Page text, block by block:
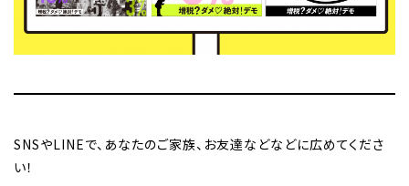
SNSやLINEで、あなたのご家族、お友達などなどに広めてくださ
い！